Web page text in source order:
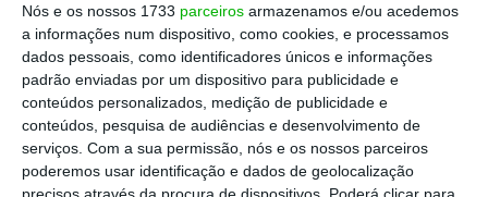
Nós e os nossos 1733 parceiros armazenamos e/ou acedemos
a informações num dispositivo, como cookies, e processamos
dados pessoais, como identificadores únicos e informações
padrão enviadas por um dispositivo para publicidade e
conteúdos personalizados, medição de publicidade e
conteúdos, pesquisa de audiências e desenvolvimento de
serviços. Com a sua permissão, nós e os nossos parceiros
poderemos usar identificação e dados de geolocalização
Ana Batalha Oliveira
10 Abril 2026